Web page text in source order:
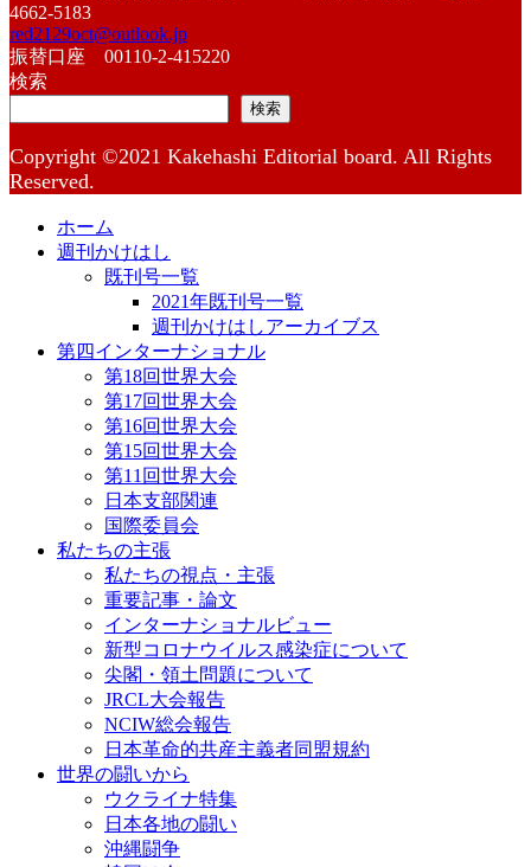
4662-5183
red2129oct@outlook.jp
振替口座 00110-2-415220
検索
検索
Copyright ©2021 Kakehashi Editorial board. All Rights
Reserved.
ホーム
週刊かけはし
既刊号一覧
2021年既刊号一覧
週刊かけはしアーカイブス
第四インターナショナル
第18回世界大会
第17回世界大会
第16回世界大会
第15回世界大会
第11回世界大会
日本支部関連
国際委員会
私たちの主張
私たちの視点・主張
重要記事・論文
インターナショナルビュー
新型コロナウイルス感染症について
尖閣・領土問題について
JRCL大会報告
NCIW総会報告
日本革命的共産主義者同盟規約
世界の闘いから
ウクライナ特集
日本各地の闘い
沖縄闘争